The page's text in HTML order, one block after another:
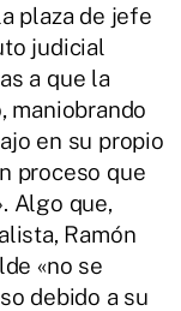
plaza de jefe
judicial
a que la
maniobrando
en su propio
proceso que
Algo que,
Ramón
«no se
debido a su